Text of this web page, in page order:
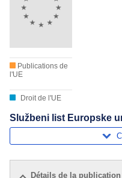
Publications de
l'UE
Droit de l'UE
Službeni list Europske
Détails de la publication